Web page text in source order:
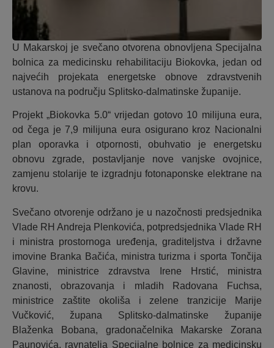
U Makarskoj je svečano otvorena obnovljena Specijalna
bolnica za medicinsku rehabilitaciju Biokovka, jedan od
najvećih projekata energetske obnove zdravstvenih
ustanova na području Splitsko-dalmatinske županije.
Projekt „Biokovka 5.0“ vrijedan gotovo 10 milijuna eura,
od čega je 7,9 milijuna eura osigurano kroz Nacionalni
plan oporavka i otpornosti, obuhvatio je energetsku
obnovu zgrade, postavljanje nove vanjske ovojnice,
zamjenu stolarije te izgradnju fotonaponske elektrane na
krovu.
Svečano otvorenje održano je u nazočnosti predsjednika
Vlade RH Andreja Plenkovića, potpredsjednika Vlade RH
i ministra prostornoga uređenja, graditeljstva i državne
imovine Branka Bačića, ministra turizma i sporta Tončija
Glavine, ministrice zdravstva Irene Hrstić, ministra
znanosti, obrazovanja i mladih Radovana Fuchsa,
ministrice zaštite okoliša i zelene tranzicije Marije
Vučković, župana Splitsko-dalmatinske županije
Blaženka Bobana, gradonačelnika Makarske Zorana
Paunovića, ravnatelja Specijalne bolnice za medicinsku